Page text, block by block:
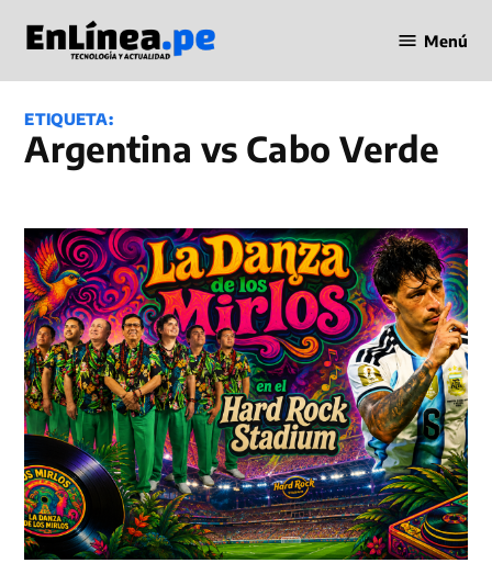
contenido
en Línea
Menú
ETIQUETA:
Argentina vs Cabo Verde